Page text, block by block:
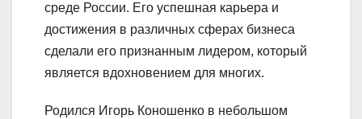
среде России. Его успешная карьера и
достижения в различных сферах бизнеса
сделали его признанным лидером, который
является вдохновением для многих.
Родился Игорь Коношенко в небольшом